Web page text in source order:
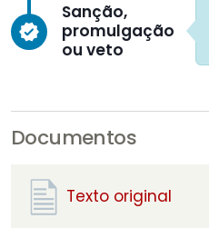
verified
Sanção,
promulgação
ou veto
Documentos
Texto original